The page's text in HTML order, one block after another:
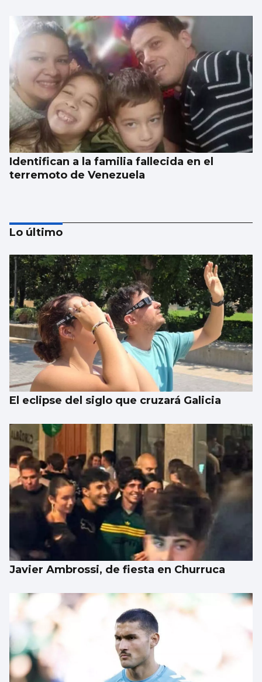
Identifican a la familia fallecida en el
terremoto de Venezuela
La Peregrina abre las atracciones con un
único hilo musical
Lo último
El eclipse del siglo que cruzará Galicia
Javier Ambrossi, de fiesta en Churruca